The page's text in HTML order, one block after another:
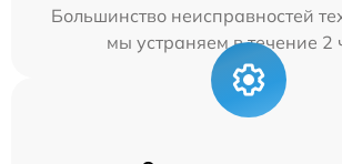
Большинство неисправностей
мы устраняем в течение 2